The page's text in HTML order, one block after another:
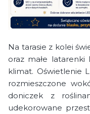
Na tarasie z kolei
oraz małe
klimat. Oświetlenie
rozmieszczone
doniczek z
udekorowane